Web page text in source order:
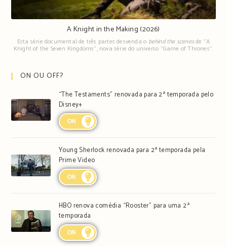
A Knight in the Making (2026)
Esta série documental de três partes desvenda o behind the scenesde "A
Knight of the Seven Kingdoms", nova série do universo "Game of Thrones".
ON OU OFF?
“The Testaments” renovada para 2ª temporada pelo
Disney+
ON
Young Sherlock renovada para 2ª temporada pela
Prime Video
ON
HBO renova comédia “Rooster” para uma 2ª
temporada
ON